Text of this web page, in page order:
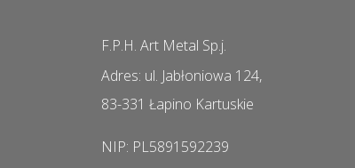
F.P.H. Art Metal Sp.j.
Adres: ul. Jabłoniowa 124,
83-331 Łapino Kartuskie
NIP: PL5891592239